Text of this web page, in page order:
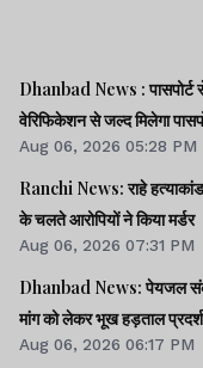
Dhanbad News : पासपोर्ट
वेरिफिकेशन से जल्द मिलेगा
Aug 06, 2026 05:28 PM
Ranchi News: राहे हत्याकांड
के चलते आरोपियों ने किया मर्डर
Aug 06, 2026 07:31 PM
Dhanbad News: पेयजल
मांग को लेकर भूख हड़ताल
Aug 06, 2026 06:17 PM